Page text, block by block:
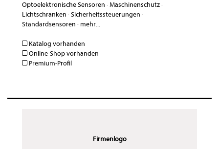
Optoelektronische Sensoren ·Maschinenschutz·
Lichtschranken ·Sicherheitssteuerungen ·
Standardsensoren · mehr...
Katalog vorhanden
Online-Shop vorhanden
Premium-Profil
Firmenlogo